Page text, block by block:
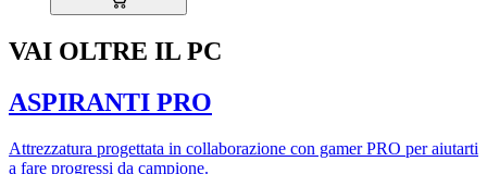
VAI OLTRE IL PC
ASPIRANTI PRO
Attrezzatura progettata in collaborazione con gamer PRO per aiutarti
a fare progressi da campione.